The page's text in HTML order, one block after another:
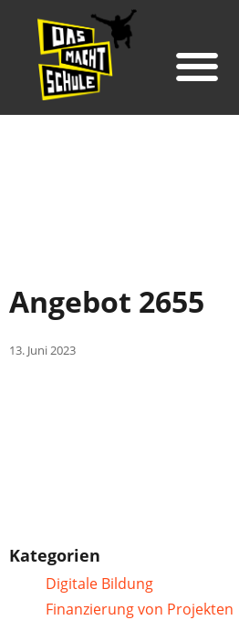
Angebot 2655
13. Juni 2023
Kategorien
Digitale Bildung
Finanzierung von Projekten